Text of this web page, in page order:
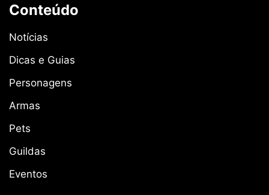
Conteúdo
Notícias
Dicas e Guias
Personagens
Armas
Pets
Guildas
Eventos